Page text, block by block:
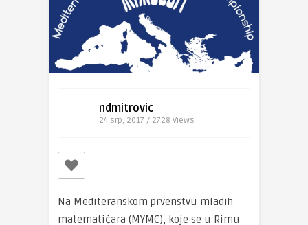
ndmitrovic
24 srp, 2017 / 2728 Views
Na Mediteranskom prvenstvu mladih
matematičara (MYMC), koje se u Rimu